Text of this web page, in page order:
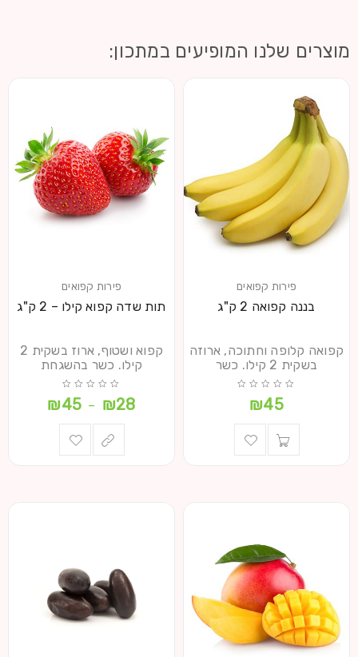
מוצרים שלנו המופיעים במתכון:
פירות קפואים
בננה קפואה 2 ק"ג
קפואה קלופה וחתוכה, ארוזה
בשקית 2 קילו. כשר
₪45
פירות קפואים
תות שדה קפוא קילו – 2 ק"ג
קפוא ושטוף, ארוז בשקית 2
קילו. כשר בהשגחת
₪28
–
₪45